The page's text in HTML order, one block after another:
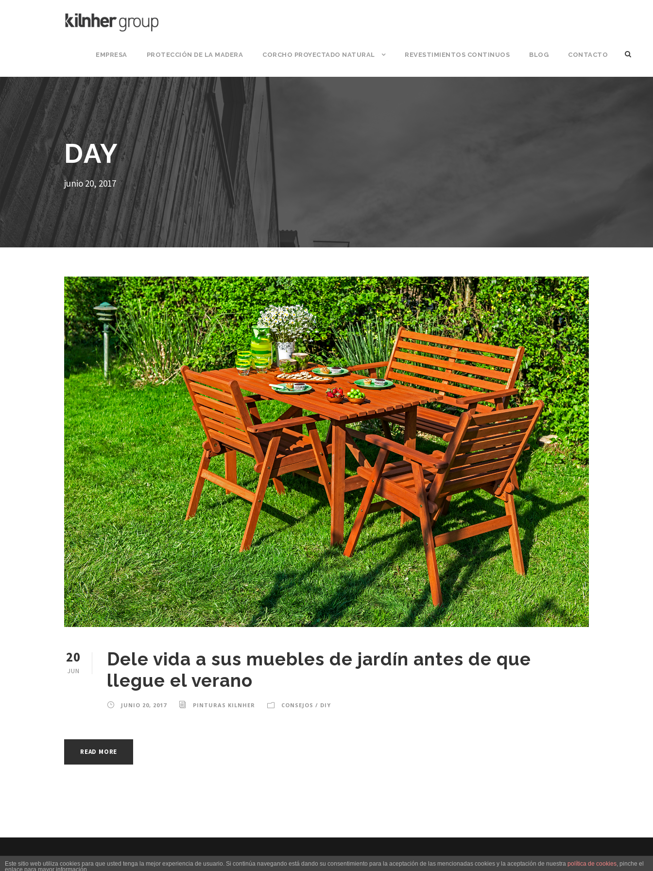
EMPRESA PROTECCIÓN DE LA MADERA CORCHO PROYECTADO NATURAL REVESTIMIENTOS CONTINUOS BLOG CONTACTO
DAY
junio 20, 2017
20
JUN
Dele vida a sus muebles de jardín antes de que
llegue el verano
JUNIO 20, 2017 PINTURAS KILNHER CONSEJOS / DIY
READ MORE
COPYRIGHT © 2018TERRITORIO SHERPA- ALL RIGHT RESERVED |POLÍTICA DE PRIVACIDAD
Este sitio web utiliza cookies para que usted tenga la mejor experiencia de usuario. Si continúa navegando está dando su consentimiento para la aceptación de las mencionadas cookies y la aceptación de nuestra política de cookies, pinche el
enlace para mayor información.